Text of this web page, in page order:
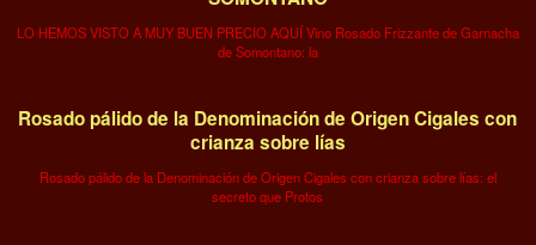
LO HEMOS VISTO A MUY BUEN PRECIO AQUÍ Vino Rosado Frizzante de Garnacha
de Somontano: la
Rosado pálido de la Denominación de Origen Cigales con
crianza sobre lías
Rosado pálido de la Denominación de Origen Cigales con crianza sobre lías: el
secreto que Protos